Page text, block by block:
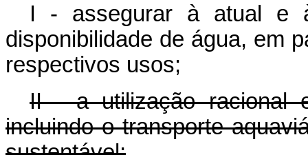
I - assegurar à atual e
disponibilidade de água, em
respectivos usos;
II - a utilização racional
incluindo o transporte